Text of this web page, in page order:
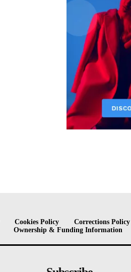
Cookies Policy Corrections Policy
Ownership & Funding Information